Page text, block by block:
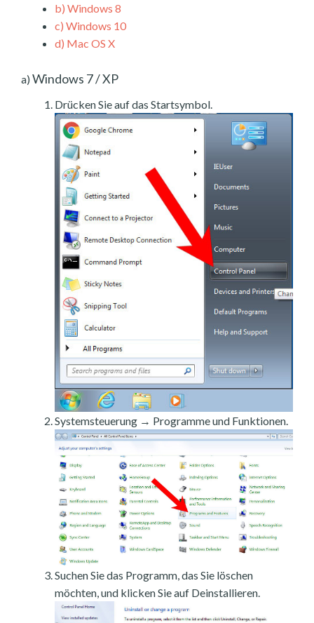
b) Windows 8
c) Windows 10
d) Mac OS X
a) Windows 7 / XP
Drücken Sie auf das Startsymbol.
Systemsteuerung → Programme und Funktionen.
Suchen Sie das Programm, das Sie löschen
möchten, und klicken Sie auf Deinstallieren.